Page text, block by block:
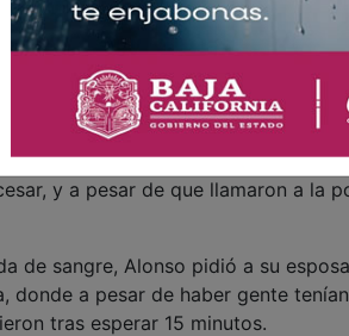
poder llevarse la unidad,
vistos por un hombre que
víctima y salieron corriendo.
y a pesar de que llamaron a la
de sangre, Alonso pidió a su
donde a pesar de haber gente
tras esperar 15 minutos.